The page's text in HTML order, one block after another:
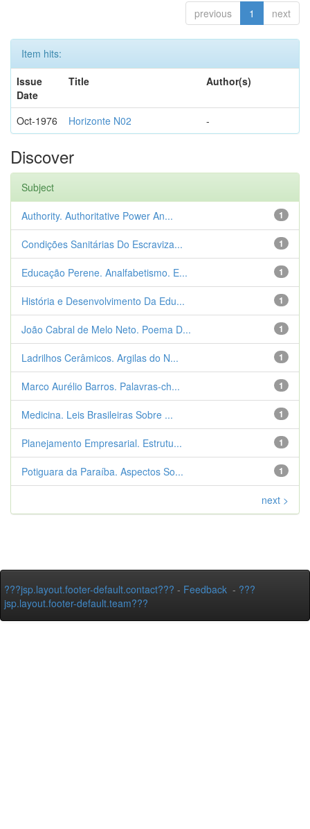
previous 1 next
Item hits:
Issue
Date
Title Author(s)
Oct-1976 Horizonte N02 -
Discover
Subject
1
Authority. Authoritative Power An...
1
Condições Sanitárias Do Escraviza...
1
Educação Perene. Analfabetismo. E...
1
História e Desenvolvimento Da Edu...
1
João Cabral de Melo Neto. Poema D...
1
Ladrilhos Cerâmicos. Argilas do N...
1
Marco Aurélio Barros. Palavras-ch...
1
Medicina. Leis Brasileiras Sobre ...
1
Planejamento Empresarial. Estrutu...
1
Potiguara da Paraíba. Aspectos So...
next >
???jsp.layout.footer-default.contact??? - Feedback - ???
jsp.layout.footer-default.team???